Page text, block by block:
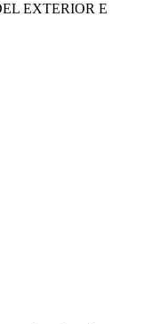
EXTERIOR E